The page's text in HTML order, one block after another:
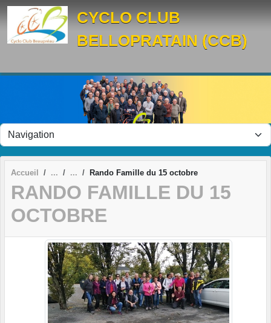
CYCLO CLUB
BELLOPRATAIN (CCB)
Accueil Rando Famille du 15 octobre
RANDO FAMILLE DU 15
OCTOBRE
Panneau de gestion des cookies